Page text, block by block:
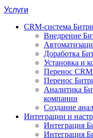
Услуги
CRM-система
Внедрение
Доработка
Установка и
Перенос
Перенос
Аналитика
компании
Создание
Интеграции и
Интеграция
Интеграция